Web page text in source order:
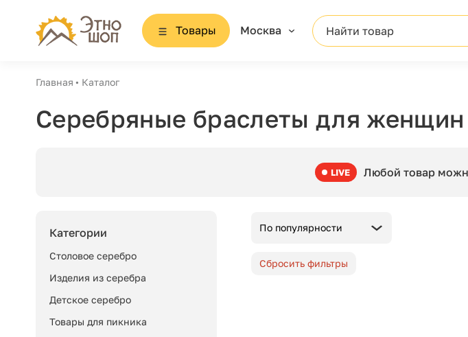
Товары Москва Найти товар
Главная Каталог
Серебряные браслеты для женщин
LIVE Любой товар
Категории
Столовое серебро
Изделия из серебра
Детское серебро
Товары для пикника
По популярности
Сбросить фильтры